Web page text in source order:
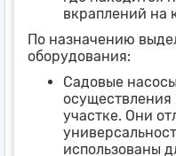
вкраплений на
По назначению
оборудования:
Садовые
осуществления
участке. Они
использованы